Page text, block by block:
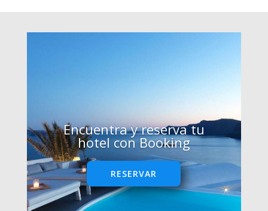
Encuentra y reserva tu
hotel con Booking
RESERVAR